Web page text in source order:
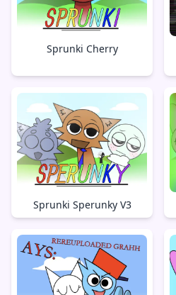
Sprunki Cherry
Sprunki Sperunky V3